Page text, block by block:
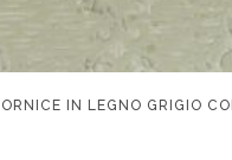
IN LEGNO GRIGIO